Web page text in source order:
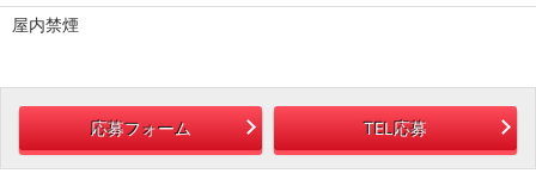
屋内禁煙
応募フォーム TEL応募